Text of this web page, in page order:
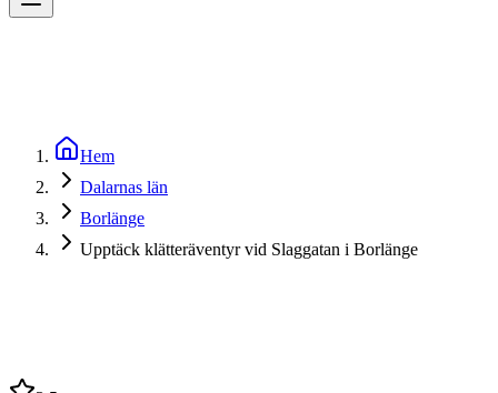
Hem
Dalarnas län
Borlänge
Upptäck klätteräventyr vid Slaggatan i Borlänge